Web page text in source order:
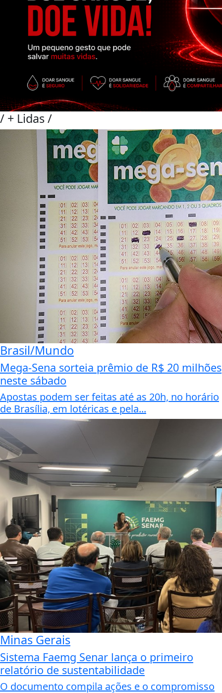
/ + Lidas/
Brasil/Mundo
Mega-Sena sorteia prêmio de R$ 20 milhões
neste sábado
Apostas podem ser feitas até as 20h, no horário
de Brasília, em lotéricas e pela...
Minas Gerais
Sistema Faemg Senar lança o primeiro
relatório de sustentabilidade
O documento compila ações e o compromisso